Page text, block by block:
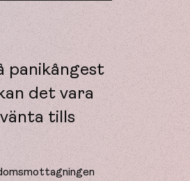
panikångest
det vara
tills